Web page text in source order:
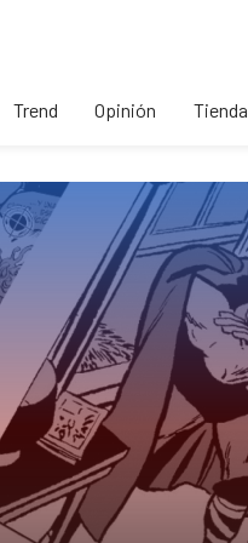
Trend Opinión Tienda